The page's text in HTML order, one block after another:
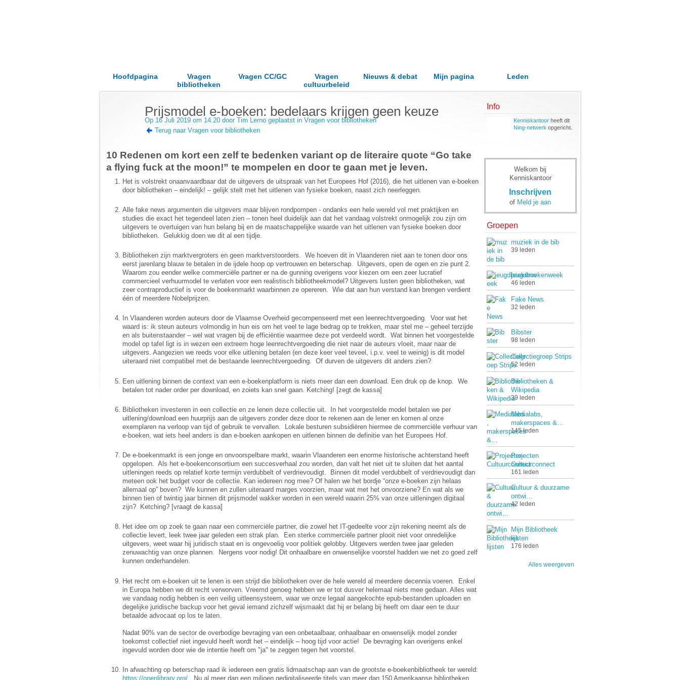
Hoofdpagina
Vragen
bibliotheken
Vragen CC/GC
Vragen
cultuurbeleid
Nieuws & debat Mijn pagina Leden
Prijsmodel e-boeken: bedelaars krijgen geen keuze
Op 16 Juli 2019 om 14.20 door Tim Lernogeplaatst in Vragen voor bibliotheken
Terug naar Vragen voor bibliotheken
10 Redenen om kort een zelf te bedenken variant op de literaire quote “Go take
a flying fuck at the moon!” te mompelen en door te gaan met je leven.
Het is volstrekt onaanvaardbaar dat de uitgevers de uitspraak van het Europees Hof (2016), die het uitlenen van e-boeken
door bibliotheken – eindelijk! – gelijk stelt met het uitlenen van fysieke boeken, naast zich neerleggen.
Alle fake news argumenten die uitgevers maar blijven rondpompen - ondanks een hele wereld vol met praktijken en
studies die exact het tegendeel laten zien – tonen heel duidelijk aan dat het vandaag volstrekt onmogelijk zou zijn om
uitgevers te overtuigen van hun belang bij en de maatschappelijke waarde van het uitlenen van fysieke boeken door
bibliotheken. Gelukkig doen we dit al een tijdje.
Bibliotheken zijn marktvergroters en geen marktverstoorders. We hoeven dit in Vlaanderen niet aan te tonen door ons
eerst jarenlang blauw te betalen in de ijdele hoop op vertrouwen en beterschap. Uitgevers, open de ogen en zie punt 2.
Waarom zou eender welke commerciële partner er na de gunning overigens voor kiezen om een zeer lucratief
commercieel verhuurmodel te verlaten voor een realistisch bibliotheekmodel? Uitgevers lusten geen bibliotheken, wat
zeer contraproductief is voor de boekenmarkt waarbinnen ze opereren. Wie dat aan hun verstand kan brengen verdient
één of meerdere Nobelprijzen.
In Vlaanderen worden auteurs door de Vlaamse Overheid gecompenseerd met een leenrechtvergoeding. Voor wat het
waard is: ik steun auteurs volmondig in hun eis om het veel te lage bedrag op te trekken, maar stel me – geheel terzijde
en als buitenstaander – wel wat vragen bij de efficiëntie waarmee deze pot verdeeld wordt. Wat binnen het voorgestelde
model op tafel ligt is in wezen een extreem hoge leenrechtvergoeding die niet naar de auteurs vloeit, maar naar de
uitgevers. Aangezien we reeds voor elke uitlening betalen (en deze keer veel teveel, i.p.v. veel te weinig) is dit model
uiteraard niet compatibel met de bestaande leenrechtvergoeding. Of durven de uitgevers dit anders zien?
Een uitlening binnen de context van een e-boekenplatform is niets meer dan een download. Een druk op de knop. We
betalen tot nader order per download, en zoiets kan snel gaan. Ketching! [zegt de kassa]
Bibliotheken investeren in een collectie en ze lenen deze collectie uit. In het voorgestelde model betalen we per
uitlening/download een huurprijs aan de uitgevers zonder deze door te rekenen aan de lener en komen al onze
exemplaren na verloop van tijd of gebruik te vervallen. Lokale besturen subsidiëren hiermee de commerciële verhuur van
e-boeken, wat iets heel anders is dan e-boeken aankopen en uitlenen binnen de definitie van het Europees Hof.
De e-boekenmarkt is een jonge en onvoorspelbare markt, waarin Vlaanderen een enorme historische achterstand heeft
opgelopen. Als het e-boekenconsortium een succesverhaal zou worden, dan valt het niet uit te sluiten dat het aantal
uitleningen reeds op relatief korte termijn verdubbelt of verdrievoudigt. Binnen dit model verdubbelt of verdrievoudigt dan
meteen ook het budget voor de collectie. Kan iedereen nog mee? Of halen we het bordje “onze e-boeken zijn helaas
allemaal op” boven? We kunnen en zullen uiteraard marges voorzien, maar wat met het onvoorziene? En wat als we
binnen tien of twintig jaar binnen dit prijsmodel wakker worden in een wereld waarin 25% van onze uitleningen digitaal
zijn? Ketching? [vraagt de kassa]
Het idee om op zoek te gaan naar een commerciële partner, die zowel het IT-gedeelte voor zijn rekening neemt als de
collectie levert, leek twee jaar geleden een strak plan. Een sterke commerciële partner plooit niet voor onredelijke
uitgevers, weet waar hij juridisch staat en is ongevoelig voor politiek gelobby. Uitgevers werden twee jaar geleden
zenuwachtig van onze plannen. Nergens voor nodig! Dit onhaalbare en onwenselijke voorstel hadden we net zo goed zelf
kunnen onderhandelen.
Het recht om e-boeken uit te lenen is een strijd die bibliotheken over de hele wereld al meerdere decennia voeren. Enkel
in Europa hebben we dit recht verworven. Vreemd genoeg hebben we er tot dusver helemaal niets mee gedaan. Alles wat
we vandaag nodig hebben is een veilig uitleensysteem, waar we onze legaal aangekochte epub-bestanden uploaden en
degelijke juridische backup voor het geval iemand zichzelf wijsmaakt dat hij er belang bij heeft om daar een te duur
betaalde advocaat op los te laten.
Nadat 90% van de sector de overbodige bevraging van een onbetaalbaar, onhaalbaar en onwenselijk model zonder
toekomst collectief niet ingevuld heeft wordt het – eindelijk – hoog tijd voor actie! De bevraging kan overigens enkel
ingevuld worden door wie de intentie heeft om "ja" te zeggen tegen het voorstel.
In afwachting op beterschap raad ik iedereen een gratis lidmaatschap aan van de grootste e-boekenbibliotheek ter wereld:
https://openlibrary.org/
Nu al meer dan een miljoen gedigitaliseerde titels van meer dan 150 Amerikaanse bibliotheken,
Info
Kenniskantoorheeft dit
Ning-netwerk opgericht.
Welkom bij
Kenniskantoor
Inschrijven
of Meld je aan
Groepen
muziek in de bib
39 leden
jeugdboekenweek
46 leden
Fake News
32 leden
Bibster
98 leden
Collectiegroep Strips
52 leden
Bibliotheken &
Wikipedia
39 leden
Medialabs,
makerspaces &…
145 leden
Projecten
Cultuurconnect
161 leden
Cultuur & duurzame
ontwi…
42 leden
Mijn Bibliotheek
lijsten
176 leden
Alles weergeven